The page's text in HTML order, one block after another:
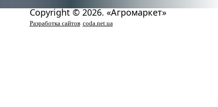
Copyright © 2026. «Агромаркет»
Разработка сайтов coda.net.ua